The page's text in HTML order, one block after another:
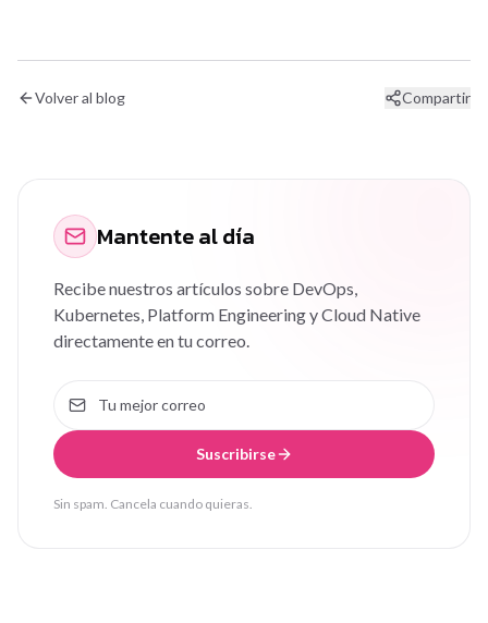
Volver al blog Compartir
Mantente al día
Recibe nuestros artículos sobre DevOps,
Kubernetes, Platform Engineering y Cloud Native
directamente en tu correo.
Suscribirse
Sin spam. Cancela cuando quieras.